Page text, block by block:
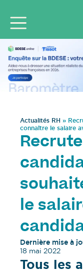
Actualités RH »
connaître le salaire
le
Dernière mise à
18 mai 2022
Tous les